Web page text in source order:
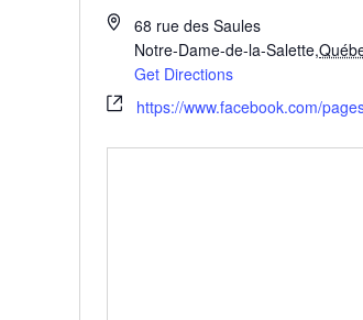
68 rue des Saules
Notre-Dame-de-la-Salette,
Get Directions
https://www.facebook.com/